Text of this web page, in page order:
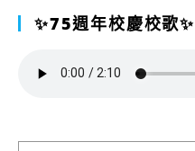
✨75週年校慶校歌✨